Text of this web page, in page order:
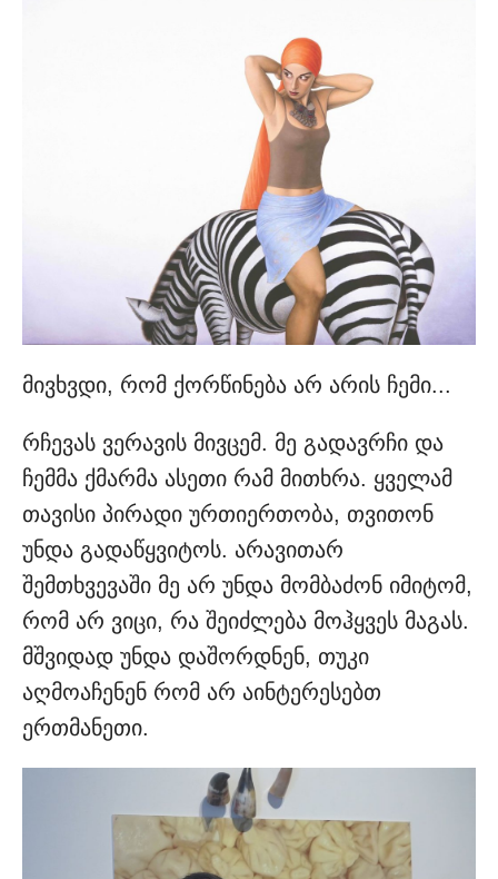
მივხვდი, რომ ქორწინება არ არის ჩემი...
რჩევას ვერავის მივცემ. მე გადავრჩი და
ჩემმა ქმარმა ასეთი რამ მითხრა. ყველამ
თავისი პირადი ურთიერთობა, თვითონ
უნდა გადაწყვიტოს. არავითარ
შემთხვევაში მე არ უნდა მომბაძონ იმიტომ,
რომ არ ვიცი, რა შეიძლება მოჰყვეს მაგას.
მშვიდად უნდა დაშორდნენ, თუკი
აღმოაჩენენ რომ არ აინტერესებთ
ერთმანეთი.